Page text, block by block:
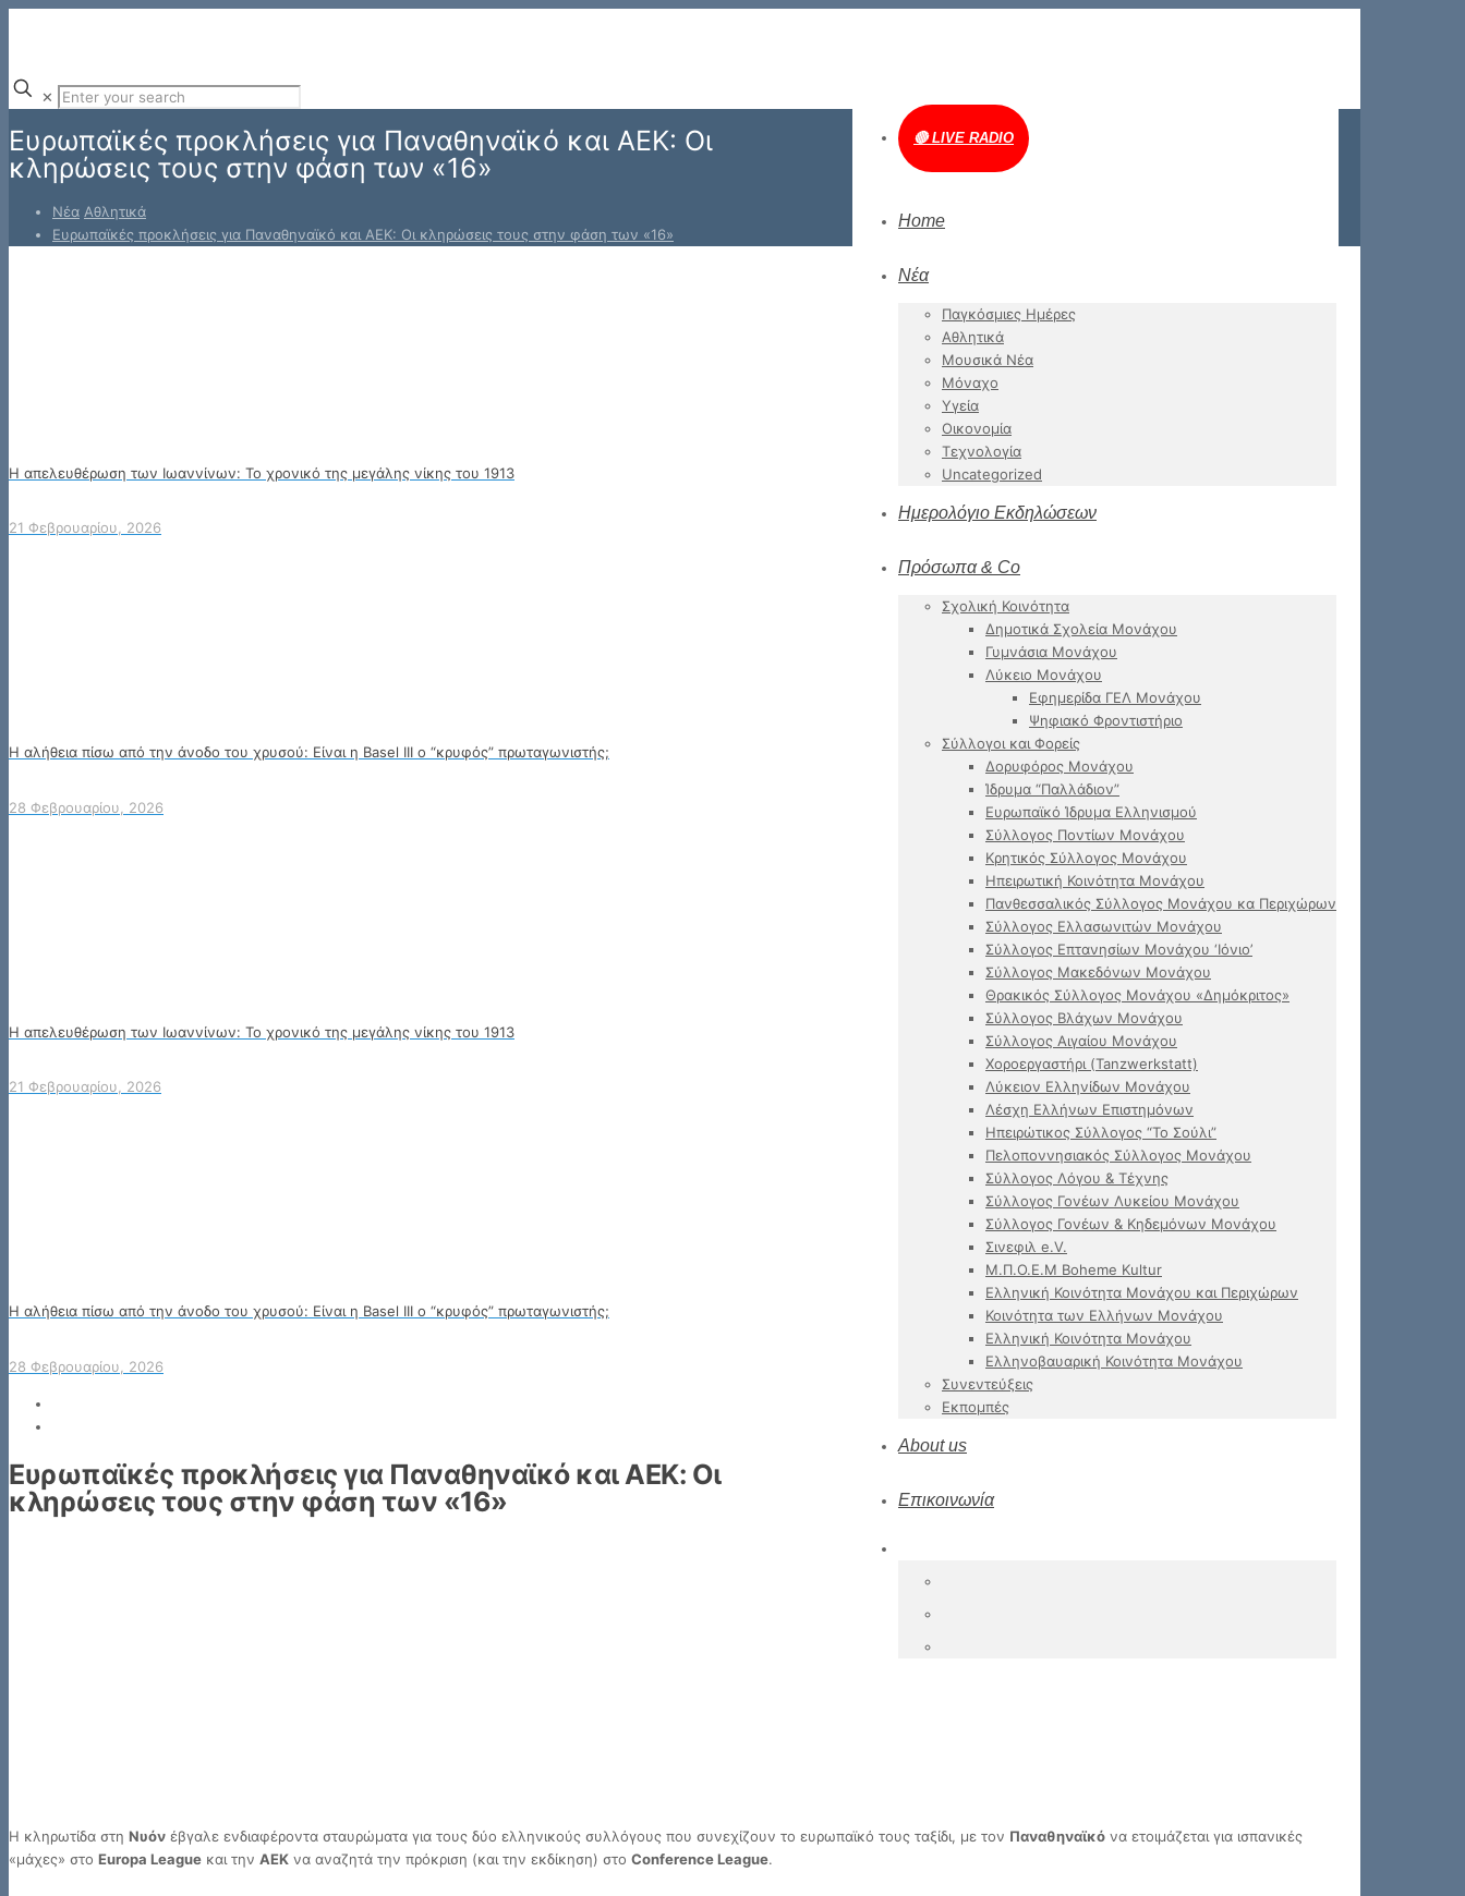
🔴 LIVE RADIO
Home
Νέα
Παγκόσμιες Ημέρες
Αθλητικά
Μουσικά Νέα
Μόναχο
Υγεία
Οικονομία
Τεχνολογία
Uncategorized
Ημερολόγιο Εκδηλώσεων
Πρόσωπα & Co
Σχολική Κοινότητα
Δημοτικά Σχολεία Μονάχου
Γυμνάσια Μονάχου
Λύκειο Μονάχου
Εφημερίδα ΓΕΛ Μονάχου
Ψηφιακό Φροντιστήριο
Σύλλογοι και Φορείς
Δορυφόρος Μονάχου
Ίδρυμα “Παλλάδιον”
Ευρωπαϊκό Ίδρυμα Ελληνισμού
Σύλλογος Ποντίων Μονάχου
Κρητικός Σύλλογος Μονάχου
Ηπειρωτική Κοινότητα Μονάχου
Πανθεσσαλικός Σύλλογος Μονάχου κα Περιχώρων
Σύλλογος Ελλασωνιτών Μονάχου
Σύλλογος Επτανησίων Μονάχου ‘Ιόνιο’
Σύλλογος Μακεδόνων Μονάχου
Θρακικός Σύλλογος Μονάχου «Δημόκριτος»
Σύλλογος Βλάχων Μονάχου
Σύλλογος Αιγαίου Μονάχου
Χοροεργαστήρι (Tanzwerkstatt)
Λύκειον Ελληνίδων Μονάχου
Λέσχη Ελλήνων Επιστημόνων
Ηπειρώτικος Σύλλογος “Το Σούλι”
Πελοποννησιακός Σύλλογος Μονάχου
Σύλλογος Λόγου & Τέχνης
Σύλλογος Γονέων Λυκείου Μονάχου
Σύλλογος Γονέων & Κηδεμόνων Μονάχου
Σινεφιλ e.V.
Μ.Π.Ο.Ε.Μ Boheme Kultur
Ελληνική Κοινότητα Μονάχου και Περιχώρων
Κοινότητα των Ελλήνων Μονάχου
Ελληνική Κοινότητα Μονάχου
Ελληνοβαυαρική Κοινότητα Μονάχου
Συνεντεύξεις
Εκπομπές
About us
Επικοινωνία
✕
Ευρωπαϊκές προκλήσεις για Παναθηναϊκό και ΑΕΚ: Οι
κληρώσεις τους στην φάση των «16»
Νέα Αθλητικά
Ευρωπαϊκές προκλήσεις για Παναθηναϊκό και ΑΕΚ: Οι κληρώσεις τους στην φάση των «16»
Η απελευθέρωση των Ιωαννίνων: Το χρονικό της μεγάλης νίκης του 1913
21 Φεβρουαρίου, 2026
Η αλήθεια πίσω από την άνοδο του χρυσού: Είναι η Basel III ο “κρυφός” πρωταγωνιστής;
28 Φεβρουαρίου, 2026
Η απελευθέρωση των Ιωαννίνων: Το χρονικό της μεγάλης νίκης του 1913
21 Φεβρουαρίου, 2026
Η αλήθεια πίσω από την άνοδο του χρυσού: Είναι η Basel III ο “κρυφός” πρωταγωνιστής;
28 Φεβρουαρίου, 2026
Ευρωπαϊκές προκλήσεις για Παναθηναϊκό και ΑΕΚ: Οι
κληρώσεις τους στην φάση των «16»
Η κληρωτίδα στη Νυόν έβγαλε ενδιαφέροντα σταυρώματα για τους δύο ελληνικούς συλλόγους που συνεχίζουν το ευρωπαϊκό τους ταξίδι, με τον Παναθηναϊκό να ετοιμάζεται για ισπανικές
«μάχες» στο Europa League και την ΑΕΚ να αναζητά την πρόκριση (και την εκδίκηση) στο Conference League.